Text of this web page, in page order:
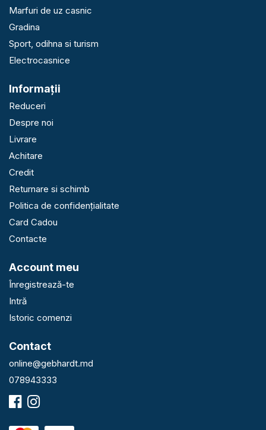
Marfuri de uz casnic
Gradina
Sport, odihna si turism
Electrocasnice
Informaţii
Reduceri
Despre noi
Livrare
Achitare
Credit
Returnare si schimb
Politica de confidențialitate
Card Cadou
Contacte
Account meu
Înregistrează-te
Intră
Istoric comenzi
Contact
online@gebhardt.md
078943333